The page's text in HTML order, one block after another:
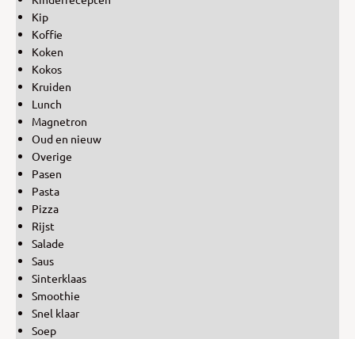
Kip
Koffie
Koken
Kokos
Kruiden
Lunch
Magnetron
Oud en nieuw
Overige
Pasen
Pasta
Pizza
Rijst
Salade
Saus
Sinterklaas
Smoothie
Snel klaar
Soep